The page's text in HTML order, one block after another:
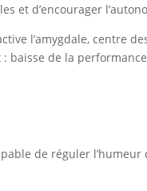
et d’encourager
l’amygdale, centre
baisse de la
de réguler